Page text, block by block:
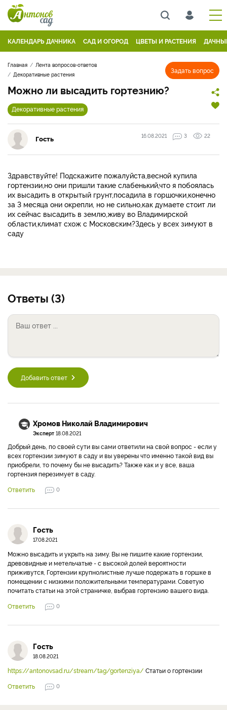
КАЛЕНДАРЬ ДАЧНИКА САД И ОГОРОД ЦВЕТЫ И РАСТЕНИЯ
Задать вопрос
Главная
Лента вопросов-ответов
Декоративные растения
Можно ли высадить гортезнию?
Декоративные растения
Гость 16.08.2021 3 22
Здравствуйте! Подскажите пожалуйста,весной купила
гортензии,но они пришли такие слабенький,что я побоялась
их высадить в открытый грунт,посадила в горшочки,конечно
за 3 месяца они окрепли, но не сильно,как думаете стоит ли
их сейчас высадить в землю,живу во Владимирской
области,климат схож с Московским?Здесь у всех зимуют в
саду
Ответы (3)
Добавить ответ
Хромов Николай Владимирович
Эксперт 18.08.2021
Добрый день, по своей сути вы сами ответили на свой вопрос - если у
всех гортензии зимуют в саду и вы уверены что именно такой вид вы
приобрели, то почему бы не высадить? Также как и у все, ваша
гортензия перезимует в саду.
Ответить
0
Гость
17.08.2021
Можно высадить и укрыть на зиму. Вы не пишите какие гортензии,
древовидные и метельчатые - с высокой долей вероятности
приживутся, Гортензии крупнолистные лучше подержать в горшке в
помещении с низкими положительными температурами. Советую
почитать статьи на этой страничке, выбрав гортензию вашего вида.
Ответить
0
Гость
18.08.2021
https://antonovsad.ru/stream/tag/gortenziya/ Статьи о гортензии
Ответить
0